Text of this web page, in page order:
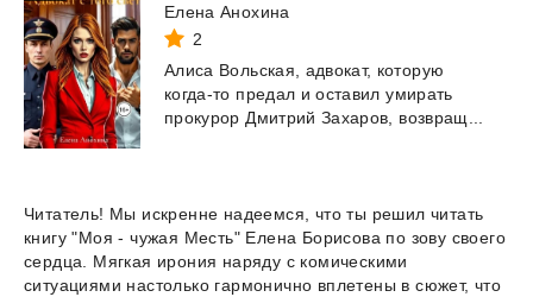
Елена Анохина
2
Алиса Вольская, адвокат, которую
когда-то предал и оставил умирать
прокурор Дмитрий Захаров, возвращ...
Читатель! Мы искренне надеемся, что ты решил читать
книгу "Моя - чужая Месть" Елена Борисова по зову своего
сердца. Мягкая ирония наряду с комическими
ситуациями настолько гармонично вплетены в сюжет, что